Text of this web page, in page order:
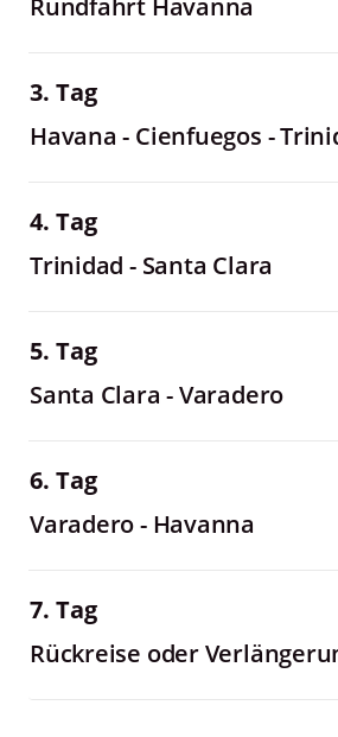
3. Tag
Havana - Cienfuegos -
4. Tag
Trinidad - Santa Clara
5. Tag
Santa Clara - Varadero
6. Tag
Varadero - Havanna
7. Tag
Rückreise oder